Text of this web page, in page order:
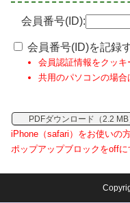
会員番号(ID):
会員番号(ID)を記録
会員認証情報をクッ
共用のパソコンの場合
PDFダウンロード（2.2 MB
iPhone（safari）をお使いの
ポップアップブロックをoffに